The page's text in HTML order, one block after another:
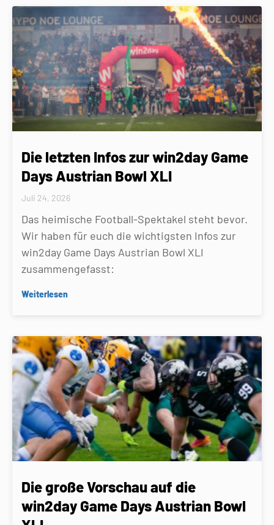
Die letzten Infos zur win2day Game
Days Austrian Bowl XLI
Juli 24, 2026
Das heimische Football-Spektakel steht bevor.
Wir haben für euch die wichtigsten Infos zur
win2day Game Days Austrian Bowl XLI
zusammengefasst:
Weiterlesen
Die große Vorschau auf die
win2day Game Days Austrian Bowl